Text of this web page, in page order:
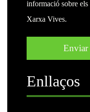
informació sobre els
Xarxa Vives.
Enllaços